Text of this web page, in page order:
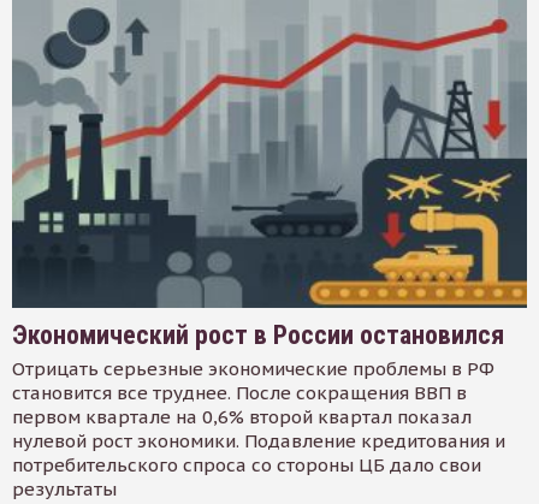
Экономический рост в России остановился
Отрицать серьезные экономические проблемы в РФ
становится все труднее. После сокращения ВВП в
первом квартале на 0,6% второй квартал показал
нулевой рост экономики. Подавление кредитования и
потребительского спроса со стороны ЦБ дало свои
результаты